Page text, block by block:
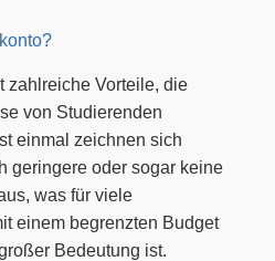
zahlreiche Vorteile, die
von Studierenden
einmal zeichnen sich
geringere oder sogar keine
was für viele
einem begrenzten Budget
Bedeutung ist.